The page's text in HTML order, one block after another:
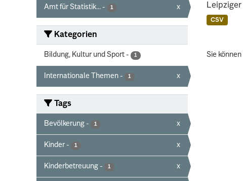
Amt für Statistik... - 1 x
Kategorien
Bildung, Kultur und Sport - 1
Internationale Themen - 1 x
Tags
Bevölkerung - 1 x
Kinder - 1 x
Kinderbetreuung - 1 x
CSV
Sie